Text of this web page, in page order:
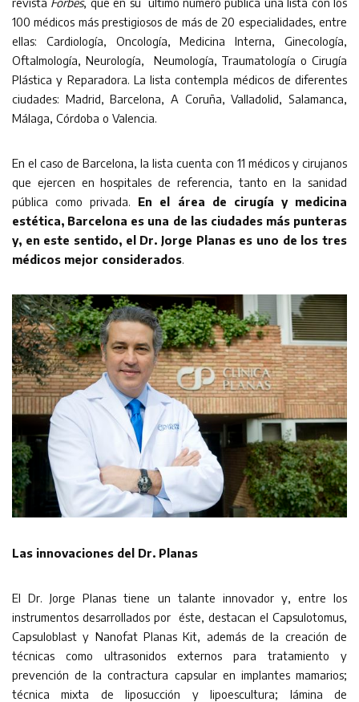
100 médicos más prestigiosos de más de 20 especialidades, entre
ellas: Cardiología, Oncología, Medicina Interna, Ginecología,
Oftalmología, Neurología, Neumología, Traumatología o Cirugía
Plástica y Reparadora. La lista contempla médicos de diferentes
ciudades: Madrid, Barcelona, A Coruña, Valladolid, Salamanca,
Málaga, Córdoba o Valencia.
En el caso de Barcelona, la lista cuenta con 11 médicos y cirujanos
que ejercen en hospitales de referencia, tanto en la sanidad
pública como privada. En el área de cirugía y medicina
estética, Barcelona es una de las ciudades más punteras
y, en este sentido, el Dr. Jorge Planas es uno de los tres
médicos mejor considerados.
Las innovaciones del Dr. Planas
El Dr. Jorge Planas tiene un talante innovador y, entre los
instrumentos desarrollados por éste, destacan el Capsulotomus,
Capsuloblast y Nanofat Planas Kit, además de la creación de
técnicas como ultrasonidos externos para tratamiento y
prevención de la contractura capsular en implantes mamarios;
técnica mixta de liposucción y lipoescultura; lámina de